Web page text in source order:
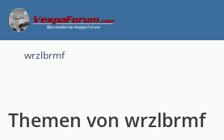
wrzlbrmf
Themen von wrzlbrmf